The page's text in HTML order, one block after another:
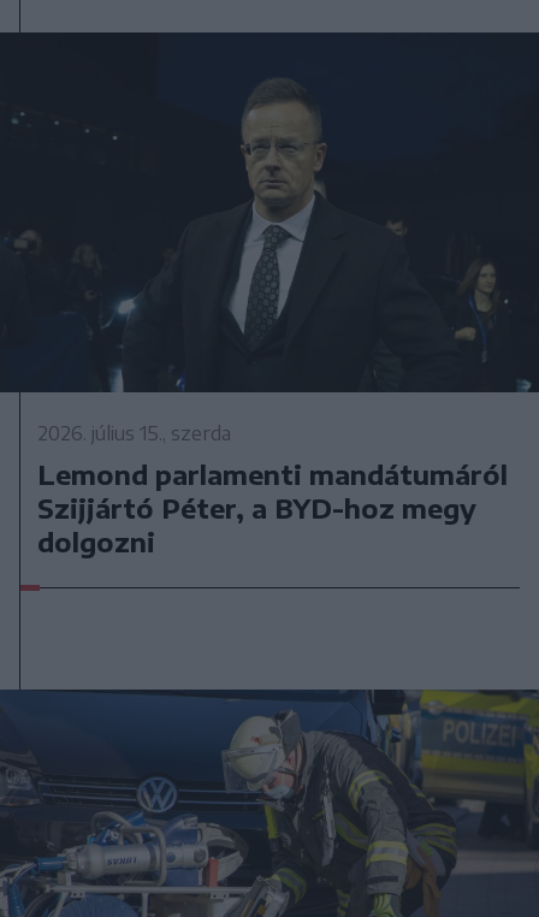
2026. július 15., szerda
Lemond parlamenti mandátumáról
Szijjártó Péter, a BYD-hoz megy
dolgozni